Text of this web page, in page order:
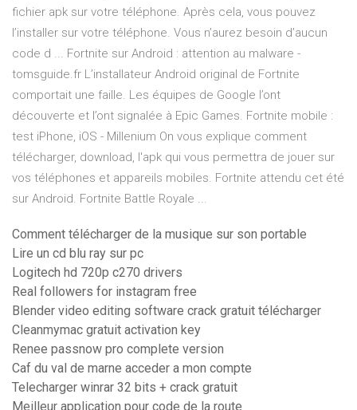
fichier apk sur votre téléphone. Après cela, vous pouvez
l’installer sur votre téléphone. Vous n’aurez besoin d’aucun
code d ... Fortnite sur Android : attention au malware -
tomsguide.fr L’installateur Android original de Fortnite
comportait une faille. Les équipes de Google l’ont
découverte et l’ont signalée à Epic Games. Fortnite mobile :
test iPhone, iOS - Millenium On vous explique comment
télécharger, download, l'apk qui vous permettra de jouer sur
vos téléphones et appareils mobiles. Fortnite attendu cet été
sur Android. Fortnite Battle Royale ...
Comment télécharger de la musique sur son portable
Lire un cd blu ray sur pc
Logitech hd 720p c270 drivers
Real followers for instagram free
Blender video editing software crack gratuit télécharger
Cleanmymac gratuit activation key
Renee passnow pro complete version
Caf du val de marne acceder a mon compte
Telecharger winrar 32 bits + crack gratuit
Meilleur application pour code de la route